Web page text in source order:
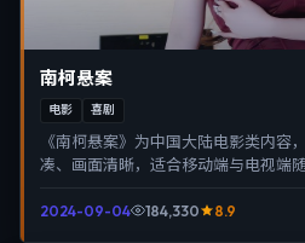
南柯悬案
电影 喜剧
《南柯悬案》为中国大陆电影类内容
凑、画面清晰，适合移动端与电视端
2024-09-04 184,330 8.9